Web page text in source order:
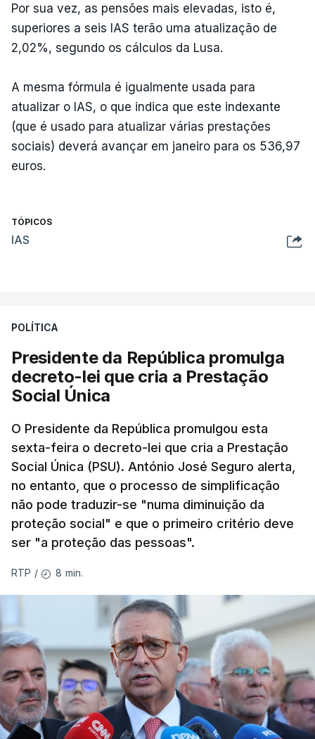
Por sua vez, as pensões mais elevadas, isto é,
superiores a seis IAS terão uma atualização de
2,02%, segundo os cálculos da Lusa.
A mesma fórmula é igualmente usada para
atualizar o IAS, o que indica que este indexante
(que é usado para atualizar várias prestações
sociais) deverá avançar em janeiro para os 536,97
euros.
TÓPICOS
IAS
POLÍTICA
Presidente da República promulga
decreto-lei que cria a Prestação
Social Única
O Presidente da República promulgou esta
sexta-feira o decreto-lei que cria a Prestação
Social Única (PSU). António José Seguro alerta,
no entanto, que o processo de simplificação
não pode traduzir-se "numa diminuição da
proteção social" e que o primeiro critério deve
ser "a proteção das pessoas".
RTP / 8 min.